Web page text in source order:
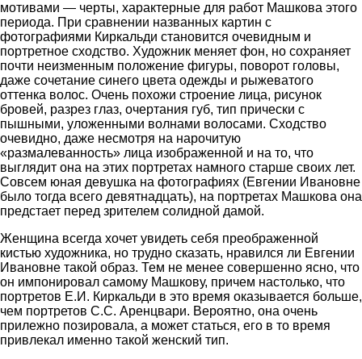
мотивами — черты, характерные для работ Машкова этого
периода. При сравнении названных картин с
фотографиями Киркальди становится очевидным и
портретное сходство. Художник меняет фон, но сохраняет
почти неизменным положение фигуры, поворот головы,
даже сочетание синего цвета одежды и рыжеватого
оттенка волос. Очень похожи строение лица, рисунок
бровей, разрез глаз, очертания губ, тип прически с
пышными, уложенными волнами волосами. Сходство
очевидно, даже несмотря на нарочитую
«размалеванность» лица изображенной и на то, что
выглядит она на этих портретах намного старше своих лет.
Совсем юная девушка на фотографиях (Евгении Ивановне
было тогда всего девятнадцать), на портретах Машкова она
предстает перед зрителем солидной дамой.
Женщина всегда хочет увидеть себя преображенной
кистью художника, но трудно сказать, нравился ли Евгении
Ивановне такой образ. Тем не менее совершенно ясно, что
он импонировал самому Машкову, причем настолько, что
портретов Е.И. Киркальди в это время оказывается больше,
чем портретов С.С. Аренцвари. Вероятно, она очень
прилежно позировала, а может статься, его в то время
привлекал именно такой женский тип.